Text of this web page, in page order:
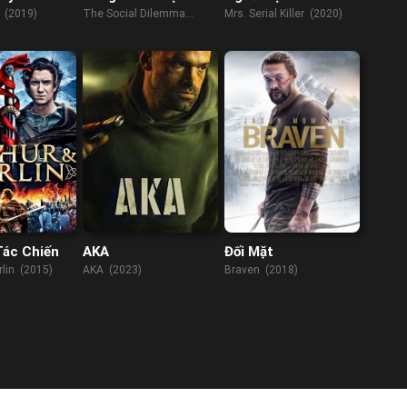
(2019)
The Social Dilemma
Mrs. Serial Killer (2020)
Chiến
(2015)
AKA
AKA (2023)
Đối Mặt
Braven (2018)